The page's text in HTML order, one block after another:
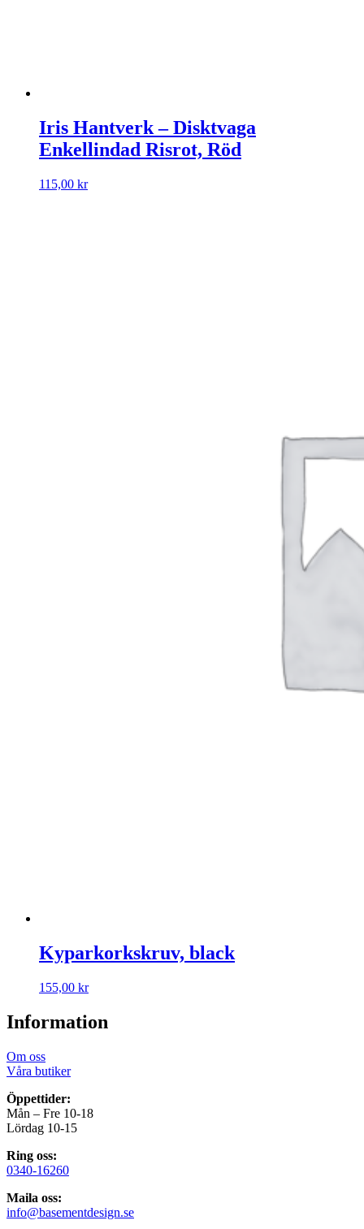
Iris Hantverk – Disktvaga
Enkellindad Risrot, Röd
115,00 kr
Kyparkorkskruv, black
155,00 kr
Information
Om oss
Våra butiker
Öppettider:
Mån – Fre 10-18
Lördag 10-15
Ring oss:
0340-16260
Maila oss:
info@basementdesign.se